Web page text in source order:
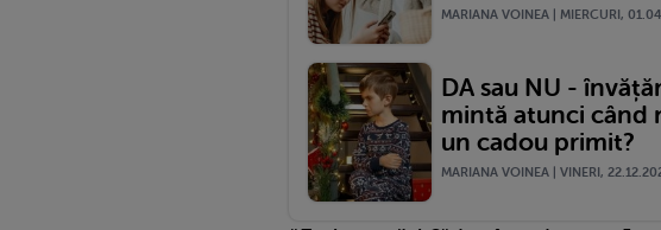
MARIANA VOINEA | MIERCURI,
DA sau NU -
mintă atunci când
un cadou primit?
MARIANA VOINEA | VINERI,